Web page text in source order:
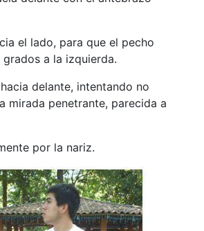
el lado, para que el pecho
a la izquierda.
delante, intentando no
mirada penetrante, parecida a
por la nariz.